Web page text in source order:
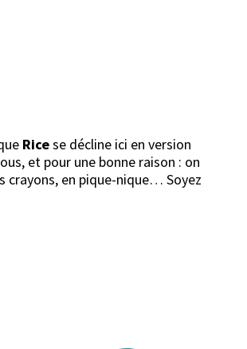
Ricese décline ici en version
et pour une bonne raison : on
crayons, en pique-nique… Soyez